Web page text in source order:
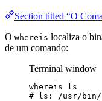
Section titled “O
O whereis localiza o
de um comando:
Terminal window
whereis
ls
# ls: /usr/bin/